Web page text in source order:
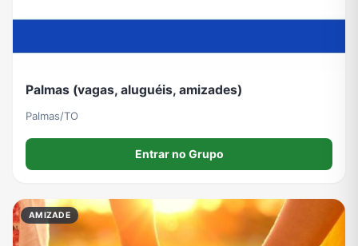
Palmas (vagas, aluguéis, amizades)
Palmas/TO
Entrar no Grupo
AMIZADE